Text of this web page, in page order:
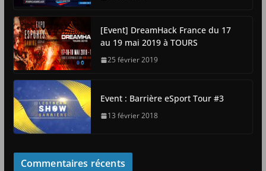
[Event] DreamHack France du 17
au 19 mai 2019 à TOURS
25 février 2019
Event : Barrière eSport Tour #3
13 février 2018
Commentaires récents